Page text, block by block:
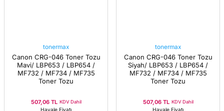
tonermax
Canon CRG-046 Toner Tozu
Mavi/ LBP653 / LBP654 /
MF732 / MF734 / MF735
Toner Tozu
507,06 TL KDV Dahil
Havale Fiyatı
tonermax
Canon CRG-046 Toner Tozu
Siyah/ LBP653 / LBP654 /
MF732 / MF734 / MF735
Toner Tozu
507,06 TL KDV Dahil
Havale Fiyatı